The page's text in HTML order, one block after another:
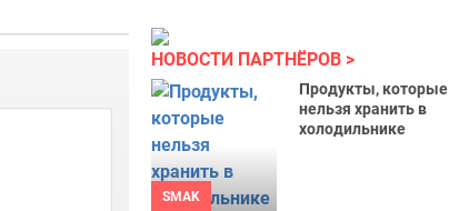
НОВОСТИ ПАРТНЁРОВ
SMAK
Продукты, которые
нельзя хранить в
холодильнике